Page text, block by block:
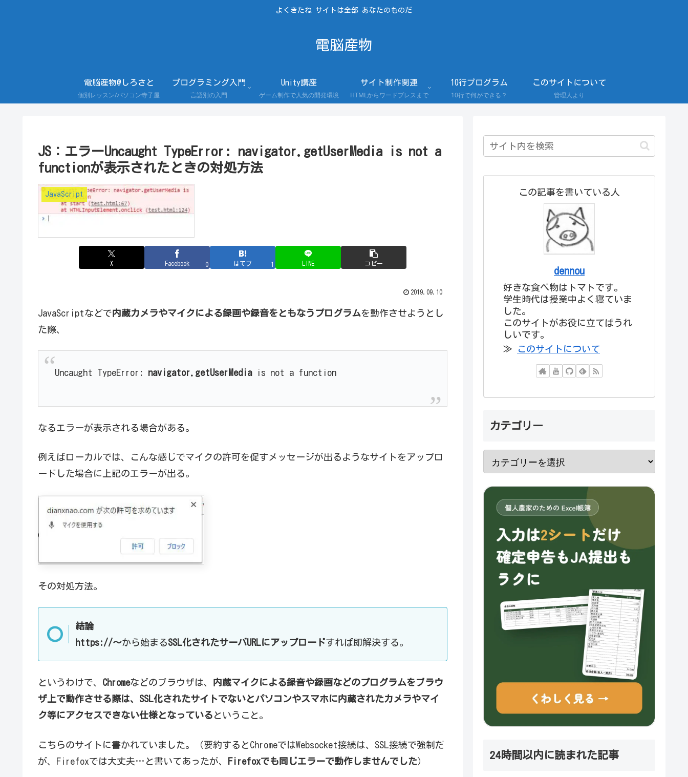
よくきたね サイトは全部 あなたのものだ
電脳産物
電脳産物@しろさと
個別レッスン/パソコン寺子屋
プログラミング入門
言語別の入門
Unity講座
ゲーム制作で人気の開発環境
サイト制作関連
HTMLからワードプレスまで
10行プログラム
10行で何ができる？
このサイトについて
管理人より
JS：エラーUncaught TypeError: navigator.getUserMedia is not a
functionが表示されたときの対処方法
JavaScript
X Facebook 0 はてブ 1 LINE コピー
2019.09.10
JavaScriptなどで内蔵カメラやマイクによる録画や録音をともなうプログラムを動作させようとし
た際、
Uncaught TypeError: navigator.getUserMediais not a function
なるエラーが表示される場合がある。
例えばローカルでは、こんな感じでマイクの許可を促すメッセージが出るようなサイトをアップロ
ードした場合に上記のエラーが出る。
その対処方法。
結論
https://～から始まるSSL化されたサーバURLにアップロードすれば即解決する。
というわけで、 Chromeなどのブラウザは、
内蔵マイクによる録音や録画などのプログラムをブラウ
ザ上で動作させる際は、SSL化されたサイトでないとパソコンやスマホに内蔵されたカメラやマイ
ク等にアクセスできない仕様となっている ということ。
こちらのサイトに書かれていました。（要約するとChromeではWebsocket接続は、SSL接続で強制だ
が、Firefoxでは大丈夫…と書いてあったが、
Firefoxでも同じエラーで動作しませんでした）
この記事を書いている人
dennou
好きな食べ物はトマトです。
学生時代は授業中よく寝ていま
した。
このサイトがお役に立てばうれ
しいです。
≫
このサイトについて
カテゴリー
24時間以内に読まれた記事